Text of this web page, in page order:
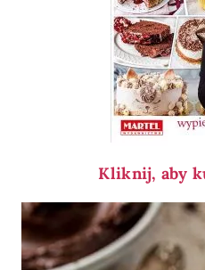
Kliknij, aby